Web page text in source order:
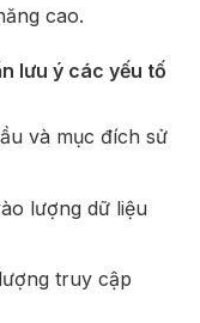
cao.
lưu ý các yếu tố
và mục đích sử
lượng dữ liệu
truy cập